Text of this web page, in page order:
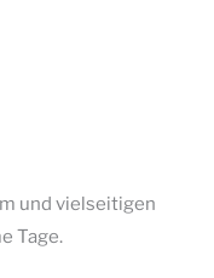
und vielseitigen
Tage.